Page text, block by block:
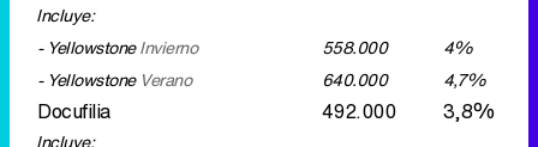
Incluye:
- YellowstoneInvierno 558.000
4%
- Yellowstone Verano 640.000 4,7%
Docufilia 492.000 3,8%
Incluye: